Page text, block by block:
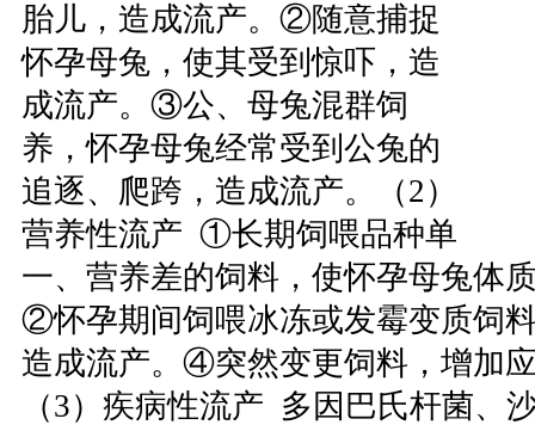
胎儿，造成流产。②随意捕捉
怀孕母兔，使其受到惊吓，造
成流产。③公、母兔混群饲
养，怀孕母兔经常受到公兔的
追逐、爬跨，造成流产。（2）
营养性流产 ①长期饲喂品种单
一、营养差的饲料，使怀孕母兔体
②怀孕期间饲喂冰冻或发霉变质饲
造成流产。④突然变更饲料，增加
（3）疾病性流产 多因巴氏杆菌、